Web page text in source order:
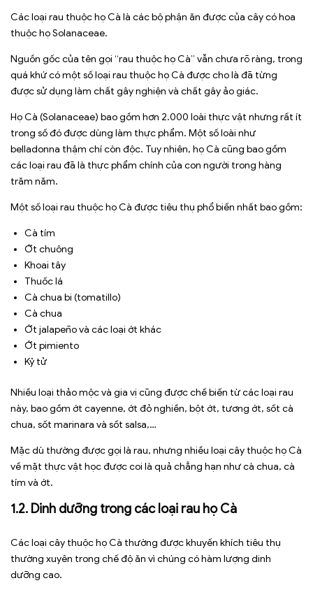
Các loại rau thuộc họ Cà là các bộ phận ăn được của cây có hoa
thuộc họ Solanaceae.
Nguồn gốc của tên gọi “rau thuộc họ Cà” vẫn chưa rõ ràng, trong
quá khứ có một số loại rau thuộc họ Cà được cho là đã từng
được sử dụng làm chất gây nghiện và chất gây ảo giác.
Họ Cà (Solanaceae) bao gồm hơn 2.000 loài thực vật nhưng rất ít
trong số đó được dùng làm thực phẩm. Một số loài như
belladonna thậm chí còn độc. Tuy nhiên, họ Cà cũng bao gồm
các loại rau đã là thực phẩm chính của con người trong hàng
trăm năm.
Một số loại rau thuộc họ Cà được tiêu thụ phổ biến nhất bao gồm:
Cà tím
Ớt chuông
Khoai tây
Thuốc lá
Cà chua bi (tomatillo)
Cà chua
Ớt jalapeño và các loại ớt khác
Ớt pimiento
Kỷ tử
Nhiều loại thảo mộc và gia vị cũng được chế biến từ các loại rau
này, bao gồm ớt cayenne, ớt đỏ nghiền, bột ớt, tương ớt, sốt cà
chua, sốt marinara và sốt salsa,…
Mặc dù thường được gọi là rau, nhưng nhiều loại cây thuộc họ Cà
về mặt thực vật học được coi là quả chẳng hạn như cà chua, cà
tím và ớt.
1.2. Dinh dưỡng trong các loại rau họ Cà
Các loại cây thuộc họ Cà thường được khuyến khích tiêu thụ
thường xuyên trong chế độ ăn vì chúng có hàm lượng dinh
dưỡng cao.